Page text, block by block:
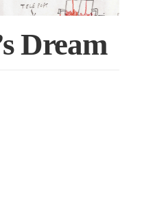
Dream